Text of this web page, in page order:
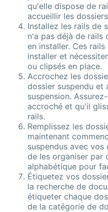
qu'elle dispose de
accueillir les
Installez les rails de
n'a pas déjà de rails
en installer. Ces
installer et
ou clipsés en place.
Accrochez les
dossier suspendu et
suspension.
accroché et qu'il
rails.
Remplissez les
maintenant
suspendus avec
de les organiser par
alphabétique pour
Étiquetez vos
la recherche de
étiqueter chaque
de la catégorie de